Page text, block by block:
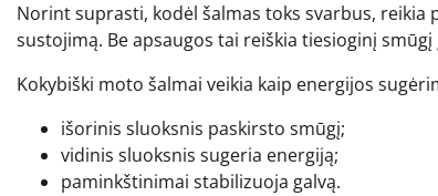
Norint suprasti, kodėl šalmas toks svarbus,
sustojimą. Be apsaugos tai reiškia tiesioginį
Kokybiški moto šalmai veikia kaip energijos
išorinis sluoksnis paskirsto smūgį;
vidinis sluoksnis sugeria energiją;
paminkštinimai stabilizuoja galvą.